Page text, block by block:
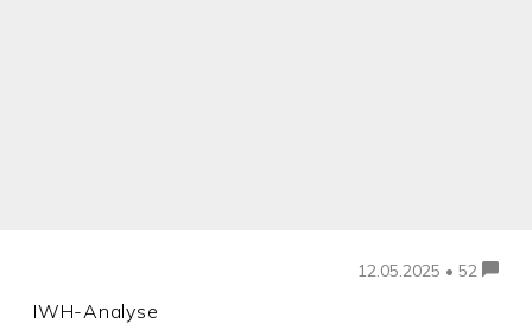
12.05.2025 • 52
IWH-Analyse